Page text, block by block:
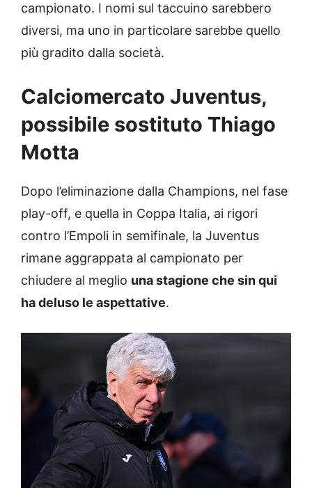
campionato. I nomi sul taccuino sarebbero
diversi, ma uno in particolare sarebbe quello
più gradito dalla società.
Calciomercato Juventus,
possibile sostituto Thiago
Motta
Dopo l’eliminazione dalla Champions, nel fase
play-off, e quella in Coppa Italia, ai rigori
contro l’Empoli in semifinale, la Juventus
rimane aggrappata al campionato per
chiudere al meglio una stagione che sin qui
ha deluso le aspettative.